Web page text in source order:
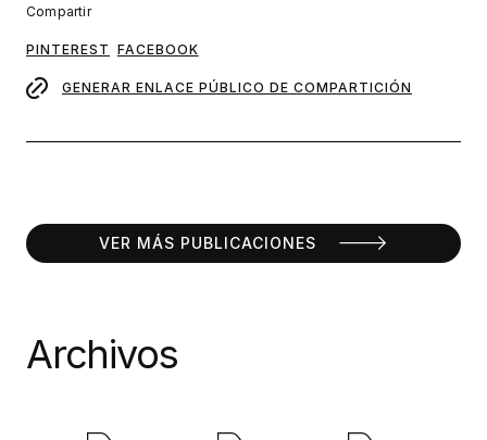
Compartir
PINTEREST FACEBOOK
GENERAR ENLACE PÚBLICO DE COMPARTICIÓN
VER MÁS PUBLICACIONES
Archivos